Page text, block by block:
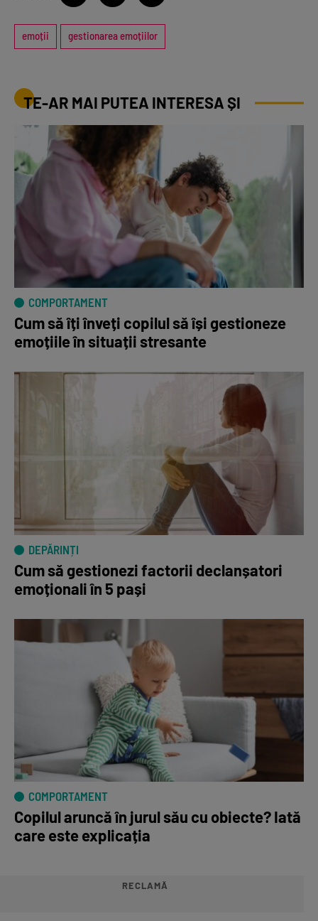
emoții gestionarea emoțiilor
TE-AR MAI PUTEA INTERESA ȘI
COMPORTAMENT
Cum să îți înveți copilul să își gestioneze
emoțiile în situații stresante
DEPĂRINȚI
Cum să gestionezi factorii declanșatori
emoționali în 5 pași
COMPORTAMENT
Copilul aruncă în jurul său cu obiecte? Iată
care este explicația
RECLAMĂ